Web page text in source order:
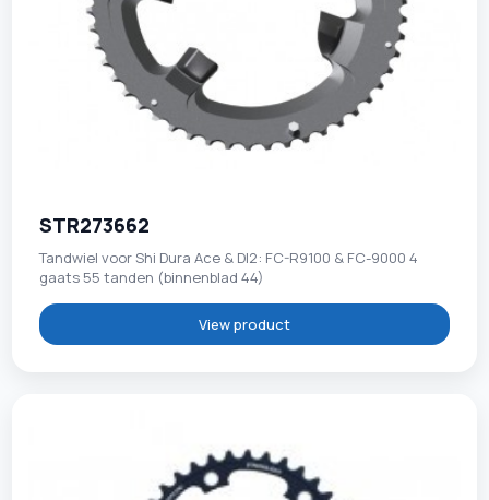
STR273662
Tandwiel voor Shi Dura Ace & DI2: FC-R9100 & FC-9000 4
gaats 55 tanden (binnenblad 44)
View product